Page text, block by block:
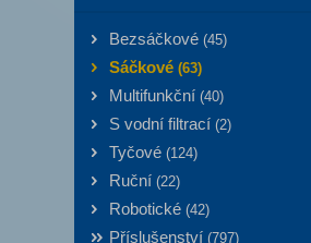
Bezsáčkové (45)
Sáčkové (63)
Multifunkční (40)
S vodní filtrací (2)
Tyčové (124)
Ruční (22)
Robotické (42)
Příslušenství (797)